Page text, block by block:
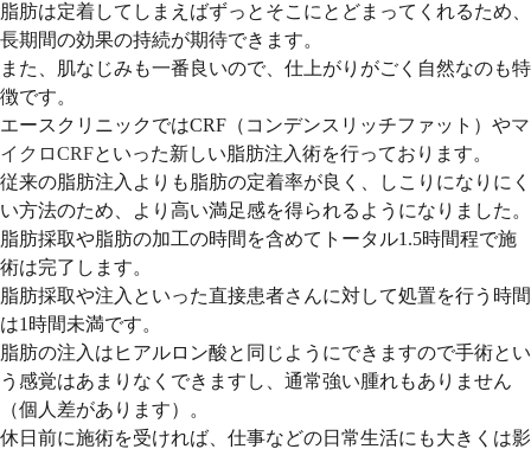
脂肪は定着してしまえばずっとそこにとどまってくれるため、
長期間の効果の持続が期待できます。
また、肌なじみも一番良いので、仕上がりがごく自然なのも特
徴です。
エースクリニックではCRF（コンデンスリッチファット）やマ
イクロCRFといった新しい脂肪注入術を行っております。
従来の脂肪注入よりも脂肪の定着率が良く、しこりになりにく
い方法のため、より高い満足感を得られるようになりました。
脂肪採取や脂肪の加工の時間を含めてトータル1.5時間程で施
術は完了します。
脂肪採取や注入といった直接患者さんに対して処置を行う時間
は1時間未満です。
脂肪の注入はヒアルロン酸と同じようにできますので手術とい
う感覚はあまりなくできますし、通常強い腫れもありません
（個人差があります）。
休日前に施術を受ければ、仕事などの日常生活にも大きくは影